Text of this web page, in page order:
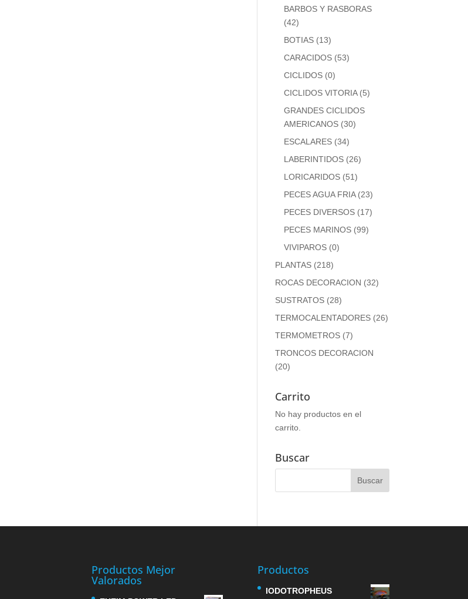
BARBOS Y RASBORAS
(42)
BOTIAS (13)
CARACIDOS (53)
CICLIDOS (0)
CICLIDOS VITORIA (5)
GRANDES CICLIDOS
AMERICANOS (30)
ESCALARES (34)
LABERINTIDOS (26)
LORICARIDOS (51)
PECES AGUA FRIA (23)
PECES DIVERSOS (17)
PECES MARINOS (99)
VIVIPAROS (0)
PLANTAS (218)
ROCAS DECORACION (32)
SUSTRATOS (28)
TERMOCALENTADORES (26)
TERMOMETROS (7)
TRONCOS DECORACION
(20)
Carrito
No hay productos en el
carrito.
Buscar
Productos Mejor
Valorados
Productos
IODOTROPHEUS